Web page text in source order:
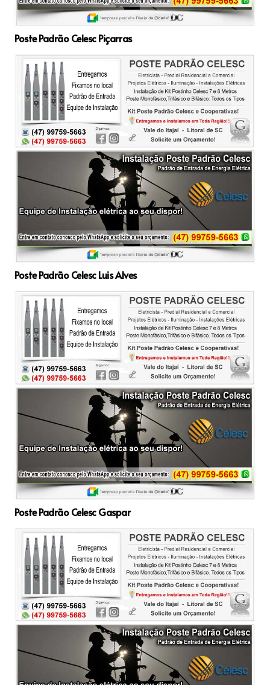
Poste Padrão Celesc Piçarras
Poste Padrão Celesc Luis Alves
Poste Padrão Celesc Gaspar